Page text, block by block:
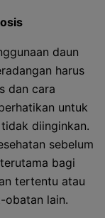
daun
harus
dan cara
untuk
diinginkan.
sebelum
bagi
tertentu atau
obatan lain.